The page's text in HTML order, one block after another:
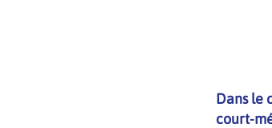
Dans le
court-